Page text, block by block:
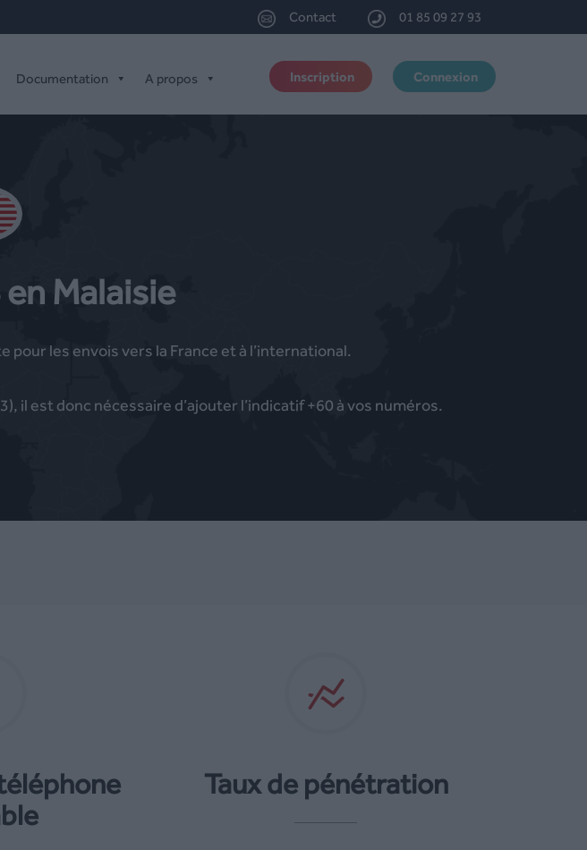
Contact 01 85 09 27 93
Documentation A propos Inscription Connexion
en Malaisie
pour les envois vers la France et à l’international.
il est donc nécessaire d’ajouter l’indicatif +60 à vos numéros.
Taux de pénétration